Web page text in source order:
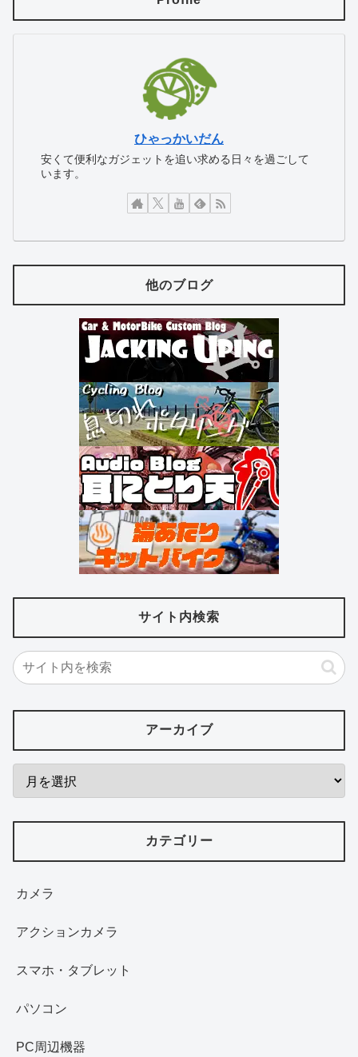
ひゃっかいだん
安くて便利なガジェットを追い求める日々を過ごして
います。
他のブログ
サイト内検索
アーカイブ
カテゴリー
カメラ
アクションカメラ
スマホ・タブレット
パソコン
PC周辺機器